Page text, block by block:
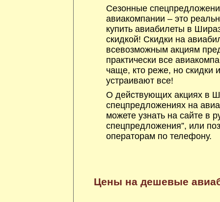
Сезонные
авиакомпании – это
купить авиабилеты в
скидкой! Скидки на
всевозможным акциям
практически все
чаще, кто реже, но скидки
устраивают все!
О действующих акциях в
спецпредложениях на
можете узнать на сайте в
спецпредложения”, или
операторам по телефону.
Цены на дешевые